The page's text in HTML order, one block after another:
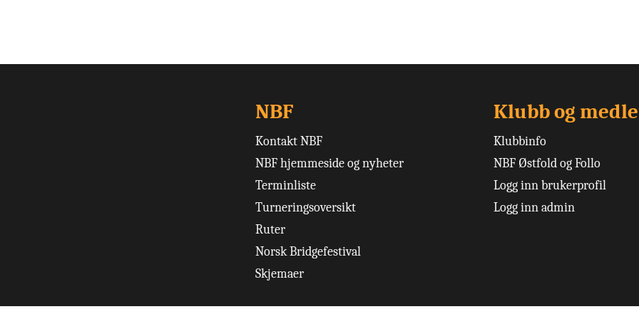
NBF
Kontakt NBF
NBF hjemmeside og nyheter
Terminliste
Turneringsoversikt
Ruter
Norsk Bridgefestival
Skjemaer
Klubb og
Klubbinfo
NBF Østfold og Follo
Logg inn brukerprofil
Logg inn admin